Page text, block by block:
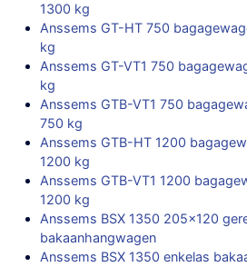
1300 kg
Anssems GT-HT 750
kg
Anssems GT-VT1 750
kg
Anssems GTB-VT1 750
750 kg
Anssems GTB-HT 1200
1200 kg
Anssems GTB-VT1 1200
1200 kg
Anssems BSX 1350 205×120
bakaanhangwagen
Anssems BSX 1350 enkelas